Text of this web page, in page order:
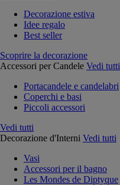
Decorazione estiva
Idee regalo
Best seller
Scoprire la decorazione
Accessori per Candele Vedi tutti
Portacandele e candelabri
Coperchi e basi
Piccoli accessori
Vedi tutti
Decorazione d'Interni Vedi tutti
Vasi
Accessori per il bagno
Les Mondes de Diptyque